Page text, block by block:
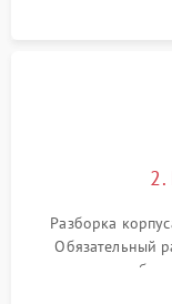
2.
Разборка
Обязательный
вспышки для
пыли, песка и